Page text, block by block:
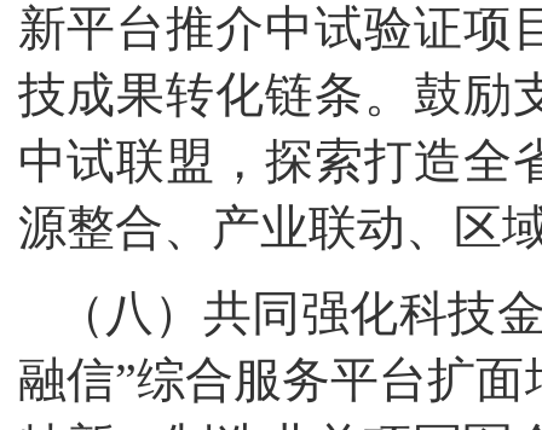
新平台推介中试验证项
技成果转化链条。鼓励
中试联盟，探索打造全
源整合、产业联动、区
（八）共同强化科技
融信”综合服务平台扩